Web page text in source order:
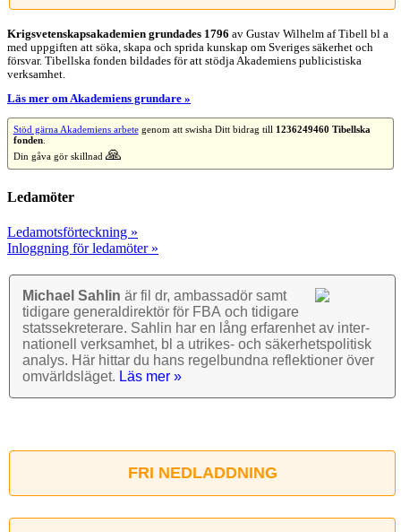
Krigsvetenskap­sakademien grundades 1796 av Gustav Wilhelm af Tibell bl a
med uppgiften att söka, skapa och sprida kunskap om Sveriges säkerhet och
försvar. Tibellska fonden bildades för att stödja Akademiens publicistiska
verksamhet.
Läs mer om Akademiens grundare »
Stöd gärna Akademiens arbetegenom att swisha Ditt bidrag till 1236249460 Tibellska
fonden.
Din gåva gör skillnad 🙏
Ledamöter
Ledamotsförteckning »
Inloggning för ledamöter »
Michael Sahlin är fil dr, ambassadör samt
tidigare general­direktör för FBA och tidigare
stats­sekre­terare. Sahlin har en lång erfarenhet av inter­
nationell verk­samhet, bl a utrikes- och säkerhets­politisk
analys. Här hittar du hans regel­bundna reflek­tioner över
omvärlds­läget. Läs mer »
FRI NEDLADDNING